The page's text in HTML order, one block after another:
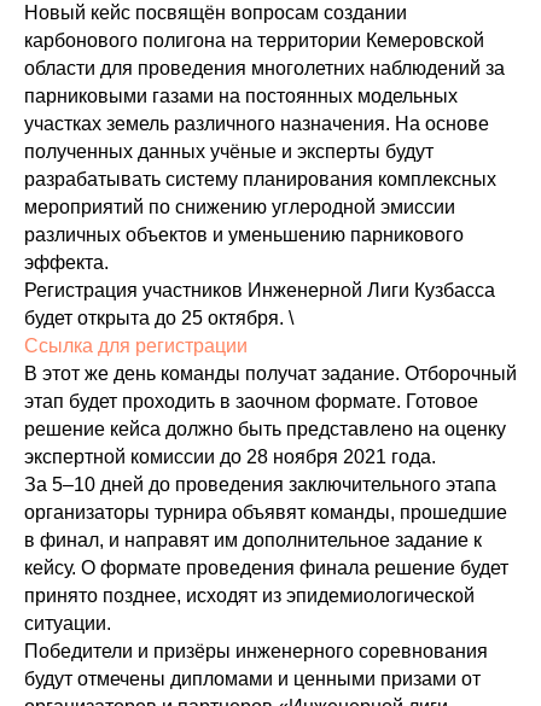
Новый кейс посвящён вопросам создании
карбонового полигона на территории Кемеровской
области для проведения многолетних наблюдений за
парниковыми газами на постоянных модельных
участках земель различного назначения. На основе
полученных данных учёные и эксперты будут
разрабатывать систему планирования комплексных
мероприятий по снижению углеродной эмиссии
различных объектов и уменьшению парникового
эффекта.
Регистрация участников Инженерной Лиги Кузбасса
будет открыта до 25 октября. \
Ссылка для регистрации
В этот же день команды получат задание. Отборочный
этап будет проходить в заочном формате. Готовое
решение кейса должно быть представлено на оценку
экспертной комиссии до 28 ноября 2021 года.
За 5–10 дней до проведения заключительного этапа
организаторы турнира объявят команды, прошедшие
в финал, и направят им дополнительное задание к
кейсу. О формате проведения финала решение будет
принято позднее, исходят из эпидемиологической
ситуации.
Победители и призёры инженерного соревнования
будут отмечены дипломами и ценными призами от